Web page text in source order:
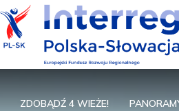
ZDOBĄDŹ 4 WIEŻE!